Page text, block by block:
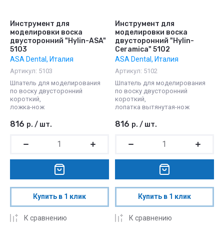
Инструмент для
моделировки воска
двусторонний "Hylin-ASA"
5103
ASA Dental, Италия
Артикул: 5103
Шпатель для моделирования
по воску двусторонний
короткий,
ложка-нож
816 р. / шт.
Купить в 1 клик
К сравнению
Инструмент для
моделировки воска
двусторонний "Hylin-
Ceramica" 5102
ASA Dental, Италия
Артикул: 5102
Шпатель для моделирования
по воску двусторонний
короткий,
лопатка вытянутая-нож
816 р. / шт.
Купить в 1 клик
К сравнению